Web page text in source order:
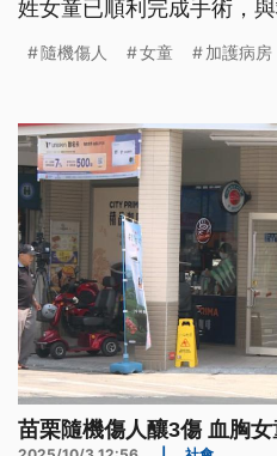
姓女童已順利完成手術，
（2025）年3月出獄之後
嫌移送苗栗地檢署。
隨機傷人 女童 加護病房
苗栗隨機傷人釀3傷 血胸